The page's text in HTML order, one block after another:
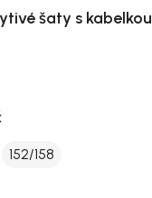
šaty s kabelkou
152/158